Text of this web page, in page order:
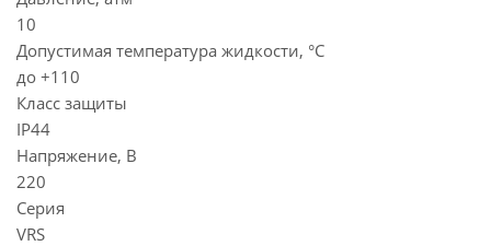
10
Допустимая температура жидкости, °С
до +110
Класс защиты
IP44
Напряжение, В
220
Серия
VRS